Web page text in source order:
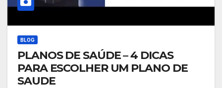
BLOG
PLANOS DE SAÚDE – 4 DICAS
PARA ESCOLHER UM PLANO DE
SAUDE